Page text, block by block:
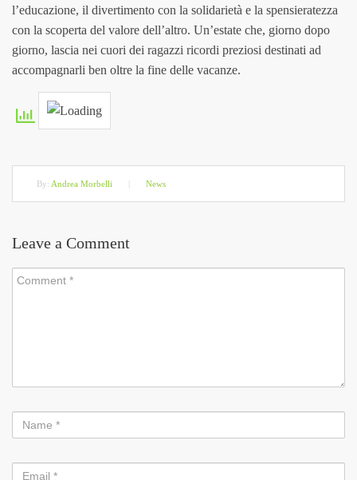
l’educazione, il divertimento con la solidarietà e la spensieratezza
con la scoperta del valore dell’altro. Un’estate che, giorno dopo
giorno, lascia nei cuori dei ragazzi ricordi preziosi destinati ad
accompagnarli ben oltre la fine delle vacanze.
By: Andrea Morbelli News
Leave a Comment